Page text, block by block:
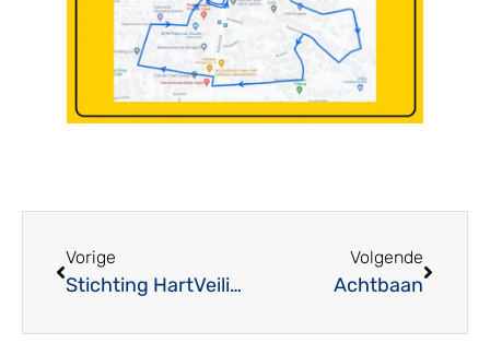
Vorige
Stichting HartVeiligHaps zorgt voor “hartveiliger” Haps!
Volgende
Achtbaan